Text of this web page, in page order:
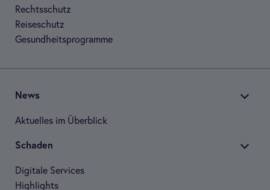
Rechts­schutz
Rei­se­schutz
Gesund­heits­pro­gramme
News
Aktu­el­les im Über­blick
Scha­den
Digi­tale Ser­vices
High­lights